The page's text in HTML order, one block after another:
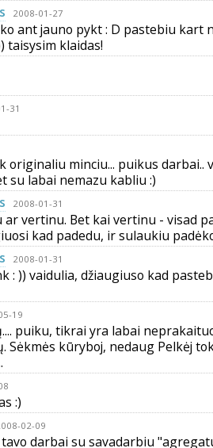
2008-01-27
ant jauno pykt : D pastebiu kart
taisysim klaidas!
31
originaliu minciu... puikus darbai..
su labai nemazu kabliu :)
2008-01-31
ar vertinu. Bet kai vertinu - visad
kad padedu, ir sulaukiu
2008-01-31
: )) vaidulia, džiaugiuso kad
19
puiku, tikrai yra labai
Sėkmės kūryboj, nedaug Pelkėj
:)
02-09
darbai su savadarbiu